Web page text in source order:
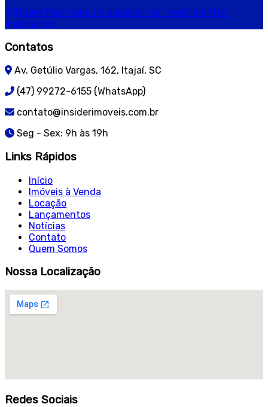
Quero falar com um assessor de investimentos
imobiliários.
Contatos
Av. Getúlio Vargas, 162, Itajaí, SC
(47) 99272-6155 (WhatsApp)
contato@insiderimoveis.com.br
Seg - Sex: 9h às 19h
Links Rápidos
Início
Imóveis à Venda
Locação
Lançamentos
Notícias
Contato
Quem Somos
Nossa Localização
Redes Sociais